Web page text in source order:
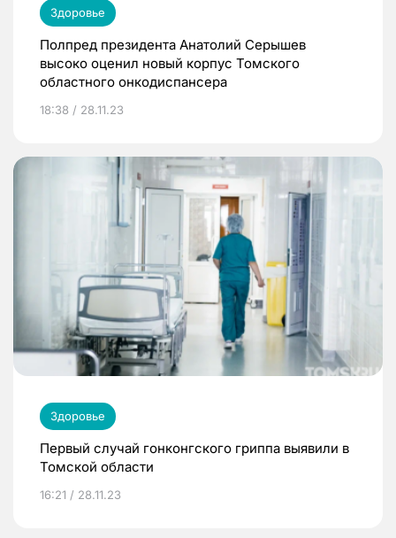
Здоровье
Полпред президента Анатолий Серышев
высоко оценил новый корпус Томского
областного онкодиспансера
18:38 / 28.11.23
Здоровье
Первый случай гонконгского гриппа выявили в
Томской области
16:21 / 28.11.23